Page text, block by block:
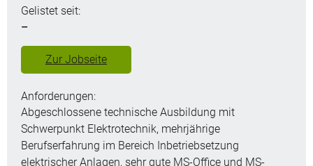
Gelistet seit:
–
Zur Jobseite
Anforderungen:
Abgeschlossene technische Ausbildung mit
Schwerpunkt Elektrotechnik, mehrjährige
Berufserfahrung im Bereich Inbetriebsetzung
elektrischer Anlagen, sehr gute MS-Office und MS-